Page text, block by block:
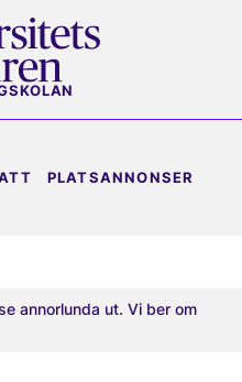
PLATSANNONSER
annorlunda ut. Vi ber om